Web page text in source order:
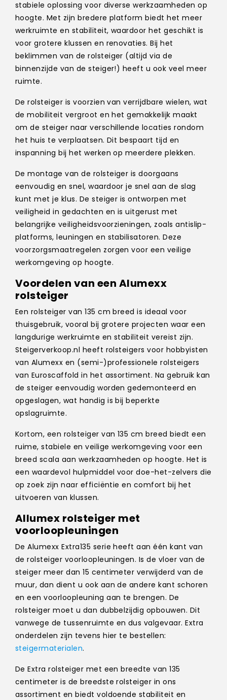
stabiele oplossing voor diverse werkzaamheden op
hoogte. Met zijn bredere platform biedt het meer
werkruimte en stabiliteit, waardoor het geschikt is
voor grotere klussen en renovaties. Bij het
beklimmen van de rolsteiger (altijd via de
binnenzijde van de steiger!) heeft u ook veel meer
ruimte.
De rolsteiger is voorzien van verrijdbare wielen, wat
de mobiliteit vergroot en het gemakkelijk maakt
om de steiger naar verschillende locaties rondom
het huis te verplaatsen. Dit bespaart tijd en
inspanning bij het werken op meerdere plekken.
De montage van de rolsteiger is doorgaans
eenvoudig en snel, waardoor je snel aan de slag
kunt met je klus. De steiger is ontworpen met
veiligheid in gedachten en is uitgerust met
belangrijke veiligheidsvoorzieningen, zoals antislip-
platforms, leuningen en stabilisatoren. Deze
voorzorgsmaatregelen zorgen voor een veilige
werkomgeving op hoogte.
Voordelen van een Alumexx
rolsteiger
Een rolsteiger van 135 cm breed is ideaal voor
thuisgebruik, vooral bij grotere projecten waar een
langdurige werkruimte en stabiliteit vereist zijn.
Steigerverkoop.nl heeft rolsteigers voor hobbyisten
van Alumexx en (semi-)professionele rolsteigers
van Euroscaffold in het assortiment. Na gebruik kan
de steiger eenvoudig worden gedemonteerd en
opgeslagen, wat handig is bij beperkte
opslagruimte.
Kortom, een rolsteiger van 135 cm breed biedt een
ruime, stabiele en veilige werkomgeving voor een
breed scala aan werkzaamheden op hoogte. Het is
een waardevol hulpmiddel voor doe-het-zelvers die
op zoek zijn naar efficiëntie en comfort bij het
uitvoeren van klussen.
Allumex rolsteiger met
voorloopleuningen
De Alumexx Extra135 serie heeft aan één kant van
de rolsteiger voorloopleuningen. Is de vloer van de
steiger meer dan 15 centimeter verwijderd van de
muur, dan dient u ook aan de andere kant schoren
en een voorloopleuning aan te brengen. De
rolsteiger moet u dan dubbelzijdig opbouwen. Dit
vanwege de tussenruimte en dus valgevaar. Extra
onderdelen zijn tevens hier te bestellen:
steigermaterialen.
De Extra rolsteiger met een breedte van 135
centimeter is de breedste rolsteiger in ons
assortiment en biedt voldoende stabiliteit en